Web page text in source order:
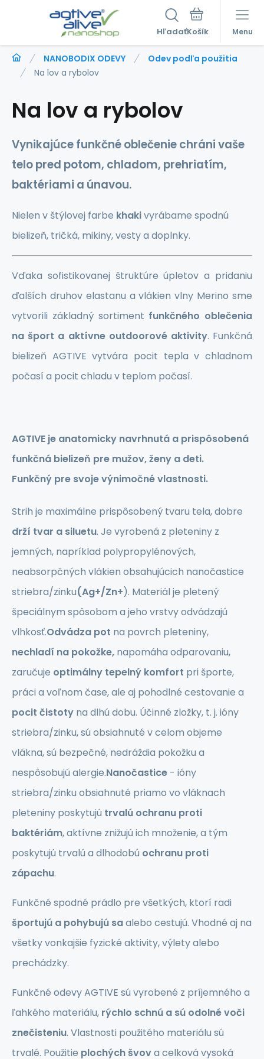
Hľadať Menu
NANOBODIX ODEVY
Odev podľa použitia
Na lov a rybolov
Na lov a rybolov
Vynikajúce funkčné oblečenie chráni vaše
telo pred potom, chladom, prehriatím,
baktériami a únavou.
Nielen v štýlovej farbe khakivyrábame spodnú
bielizeň, tričká, mikiny, vesty a doplnky.
Vďaka sofistikovanej štruktúre úpletov a pridaniu
ďalších druhov elastanu a vlákien vlny Merino sme
vytvorili základný sortiment funkčného oblečenia
na šport a aktívne outdoorové aktivity. Funkčná
bielizeň AGTIVE vytvára pocit tepla v chladnom
počasí a pocit chladu v teplom počasí.
AGTIVE je anatomicky navrhnutá a prispôsobená
funkčná bielizeň pre mužov, ženy a deti.
Funkčný pre svoje výnimočné vlastnosti.
Strih je maximálne prispôsobený tvaru tela, dobre
drží tvar a siluetu. Je vyrobená z pleteniny z
jemných, napríklad polypropylénových,
neabsorpčných vlákien obsahujúcich nanočastice
striebra/zinku(Ag+/Zn+). Materiál je pletený
špeciálnym spôsobom a jeho vrstvy odvádzajú
vlhkosť.Odvádza pot na povrch pleteniny,
nechladí na pokožke, napomáha odparovaniu,
zaručuje optimálny tepelný komfort pri športe,
práci a voľnom čase, ale aj pohodlné cestovanie a
pocit čistoty na dlhú dobu. Účinné zložky, t. j. ióny
striebra/zinku, sú obsiahnuté v celom objeme
vlákna, sú bezpečné, nedráždia pokožku a
nespôsobujú alergie.Nanočastice - ióny
striebra/zinku obsiahnuté priamo vo vláknach
pleteniny poskytujú trvalú ochranu proti
baktériám, aktívne znižujú ich množenie, a tým
poskytujú trvalú a dlhodobú ochranu proti
zápachu.
Funkčné spodné prádlo pre všetkých, ktorí radi
športujú a pohybujú saalebo cestujú. Vhodné aj na
všetky vonkajšie fyzické aktivity, výlety alebo
prechádzky.
Funkčné odevy AGTIVE sú vyrobené z príjemného a
ľahkého materiálu, rýchlo schnú a sú odolné voči
znečisteniu. Vlastnosti použitého materiálu sú
trvalé. Použitie plochých švova celková vysoká